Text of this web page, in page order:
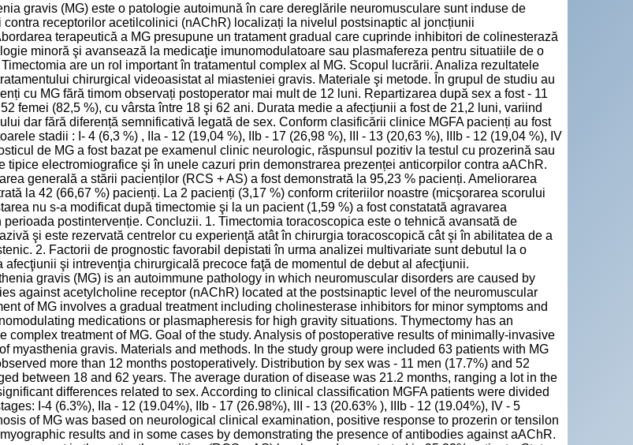
gravis (MG) este o patologie autoimună în care dereglările neuromusculare sunt induse de
contra receptorilor acetilcolinici (nAChR) localizați la nivelul postsinaptic al joncțiunii
terapeutică a MG presupune un tratament gradual care cuprinde inhibitori de colinesterază
minoră şi avansează la medicaţie imunomodulatoare sau plasmafereza pentru situatiile de o
are un rol important în tratamentul complex al MG. Scopul lucrării. Analiza rezultatele
chirurgical videoasistat al miasteniei gravis. Materiale şi metode. În grupul de studiu au
cu MG fără timom observați postoperator mai mult de 12 luni. Repartizarea după sex a fost - 11
femei (82,5 %), cu vârsta între 18 şi 62 ani. Durata medie a afecțiunii a fost de 21,2 luni, variind
dar fără diferență semnificativă legată de sex. Conform clasificării clinice MGFA pacienți au fost
stadii : I- 4 (6,3 %) , IIa - 12 (19,04 %), IIb - 17 (26,98 %), III - 13 (20,63 %), IIIb - 12 (19,04 %), IV
de MG a fost bazat pe examenul clinic neurologic, răspunsul pozitiv la testul cu prozerină sau
tipice electromiografice şi în unele cazuri prin demonstrarea prezenței anticorpilor contra aAChR.
generală a stării pacienților (RCS + AS) a fost demonstrată la 95,23 % pacienți. Ameliorarea
la 42 (66,67 %) pacienți. La 2 pacienți (3,17 %) conform criteriilor noastre (micşorarea scorului
nu s-a modificat după timectomie şi la un pacient (1,59 %) a fost constatată agravarea
perioada postintervenție. Concluzii. 1. Timectomia toracoscopica este o tehnică avansată de
şi este rezervată centrelor cu experienţă atât în chirurgia toracoscopică cât şi în abilitatea de a
2. Factorii de prognostic favorabil depistati în urma analizei multivariate sunt debutul la o
afecţiunii şi intrevenţia chirurgicală precoce faţă de momentul de debut al afecţiunii.
gravis (MG) is an autoimmune pathology in which neuromuscular disorders are caused by
against acetylcholine receptor (nAChR) located at the postsinaptic level of the neuromuscular
of MG involves a gradual treatment including cholinesterase inhibitors for minor symptoms and
medications or plasmapheresis for high gravity situations. Thymectomy has an
complex treatment of MG. Goal of the study. Analysis of postoperative results of minimally-invasive
myasthenia gravis. Materials and methods. In the study group were included 63 patients with MG
more than 12 months postoperatively. Distribution by sex was - 11 men (17.7%) and 52
between 18 and 62 years. The average duration of disease was 21.2 months, ranging a lot in the
differences related to sex. According to clinical classification MGFA patients were divided
I-4 (6.3%), IIa - 12 (19.04%), IIb - 17 (26.98%), III - 13 (20.63% ), IIIb - 12 (19.04%), IV - 5
of MG was based on neurological clinical examination, positive response to prozerin or tensilon
results and in some cases by demonstrating the presence of antibodies against aAChR.